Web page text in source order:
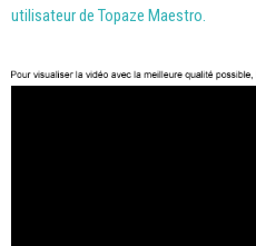
utilisateur de Topaze Maestro.